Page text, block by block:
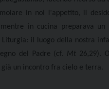
in noi l'appetito, il
in cucina preparava un
Liturgia: il luogo della nostra
del Padre (cf. Mt 26,29).
un incontro fra cielo e terra.